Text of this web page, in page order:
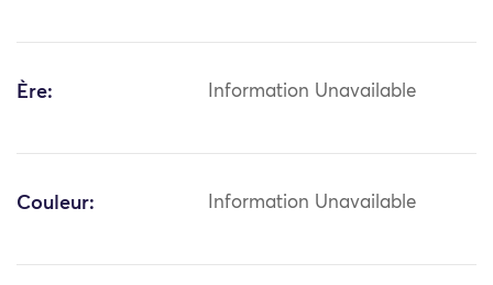
Ère: Information Unavailable
Couleur: Information Unavailable